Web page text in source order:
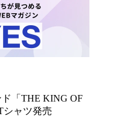
「THE KING OF
シャツ発売